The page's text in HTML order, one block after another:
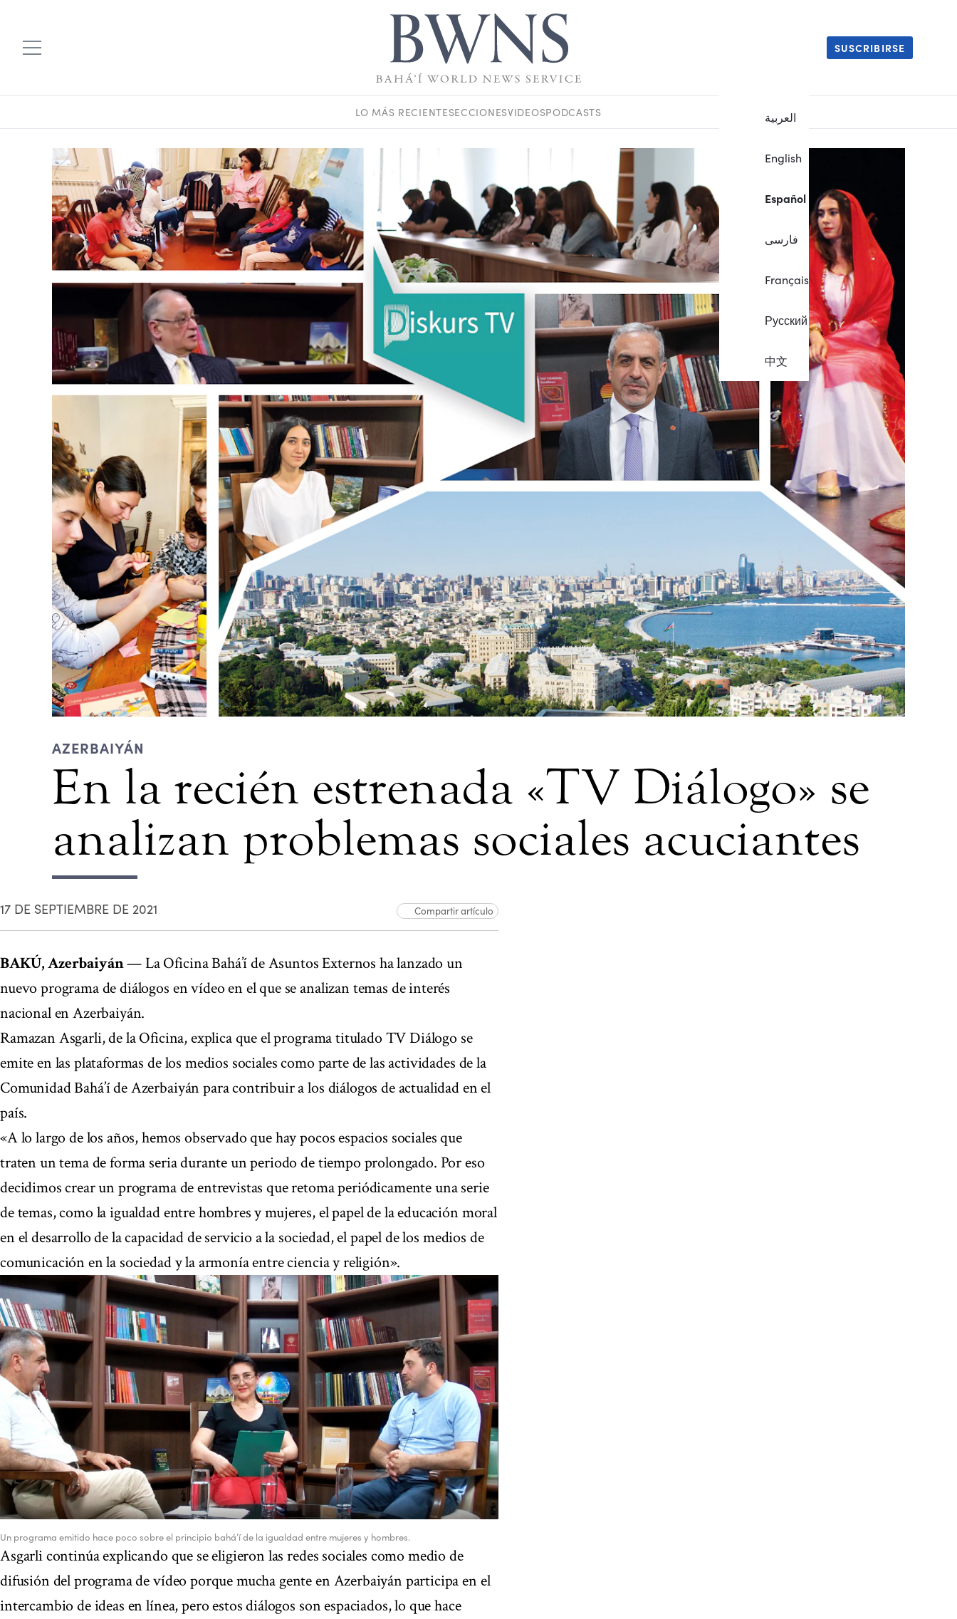
العربية
English
Español
فارسی
Français
Русский
中文
SUSCRIBIRSE
LO MÁS RECIENTESECCIONESVIDEOSPODCASTS
AZERBAIYÁN
En la recién estrenada «TV Diálogo» se
analizan problemas sociales acuciantes
17 DE SEPTIEMBRE DE 2021 Compartir artículo
BAKÚ, Azerbaiyán— La Oficina Bahá’í de Asuntos Externos ha lanzado un
nuevo programa de diálogos en vídeo en el que se analizan temas de interés
nacional en Azerbaiyán.
Ramazan Asgarli, de la Oficina, explica que el programa titulado TV Diálogo se
emite en las plataformas de los medios sociales como parte de las actividades de la
Comunidad Bahá’í de Azerbaiyán para contribuir a los diálogos de actualidad en el
país.
«A lo largo de los años, hemos observado que hay pocos espacios sociales que
traten un tema de forma seria durante un periodo de tiempo prolongado. Por eso
decidimos crear un programa de entrevistas que retoma periódicamente una serie
de temas, como la igualdad entre hombres y mujeres, el papel de la educación moral
en el desarrollo de la capacidad de servicio a la sociedad, el papel de los medios de
comunicación en la sociedad y la armonía entre ciencia y religión».
Un programa emitido hace poco sobre el principio bahá’í de la igualdad entre mujeres y hombres.
Asgarli continúa explicando que se eligieron las redes sociales como medio de
difusión del programa de vídeo porque mucha gente en Azerbaiyán participa en el
intercambio de ideas en línea, pero estos diálogos son espaciados, lo que hace